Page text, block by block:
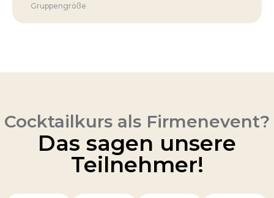
Gruppengröße
Cocktailkurs als Firmenevent?
Das sagen unsere
Teilnehmer!